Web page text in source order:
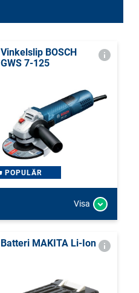
Vinkelslip BOSCH
GWS 7-125
POPULÄR
Visa
Batteri MAKITA Li-Ion